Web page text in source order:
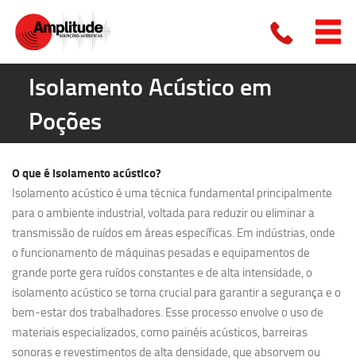
Isolamento Acústico em
Poções
O que é isolamento acústico?
Isolamento acústico é uma técnica fundamental principalmente
para o ambiente industrial, voltada para reduzir ou eliminar a
transmissão de ruídos em áreas específicas. Em indústrias, onde
o funcionamento de máquinas pesadas e equipamentos de
grande porte gera ruídos constantes e de alta intensidade, o
isolamento acústico se torna crucial para garantir a segurança e o
bem-estar dos trabalhadores. Esse processo envolve o uso de
materiais especializados, como painéis acústicos, barreiras
sonoras e revestimentos de alta densidade, que absorvem ou